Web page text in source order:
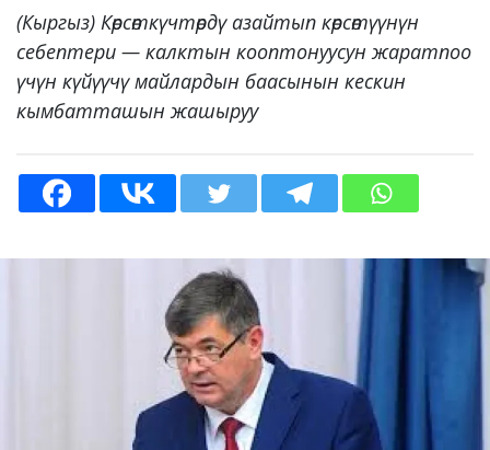
(Кыргыз) Көрсөткүчтөрдү азайтып көрсөтүүнүн
себептери — калктын кооптонуусун жаратпоо
үчүн күйүүчү майлардын баасынын кескин
кымбатташын жашыруу